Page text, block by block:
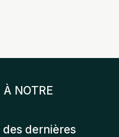
NOTRE
dernières